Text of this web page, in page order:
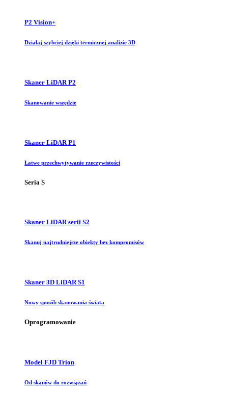
P2 Vision+
Działaj szybciej dzięki termicznej analizie 3D
Skaner LiDAR P2
Skanowanie wszędzie
Skaner LiDAR P1
Łatwe przechwytywanie rzeczywistości
Seria S
Skaner LiDAR serii S2
Skanuj najtrudniejsze obiekty bez kompromisów
Skaner 3D LiDAR S1
Nowy sposób skanowania świata
Oprogramowanie
Model FJD Trion
Od skanów do rozwiązań